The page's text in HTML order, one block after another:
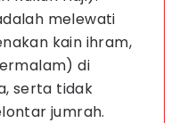
melewati
kain ihram,
di
serta tidak
jumrah.